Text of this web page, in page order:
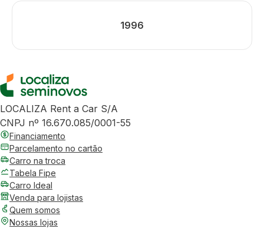
1996
LOCALIZA Rent a Car S/A
CNPJ nº 16.670.085/0001-55
Financiamento
Parcelamento no cartão
Carro na troca
Tabela Fipe
Carro Ideal
Venda para lojistas
Quem somos
Nossas lojas